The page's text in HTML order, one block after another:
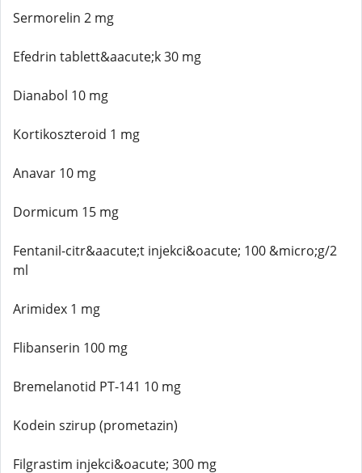
Sermorelin 2 mg
Efedrin tablett&aacute;k 30 mg
Dianabol 10 mg
Kortikoszteroid 1 mg
Anavar 10 mg
Dormicum 15 mg
Fentanil-citr&aacute;t injekci&oacute; 100 &micro;g/2
ml
Arimidex 1 mg
Flibanserin 100 mg
Bremelanotid PT-141 10 mg
Kodein szirup (prometazin)
Filgrastim injekci&oacute; 300 mg